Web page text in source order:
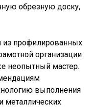
обрезную доску,
из профилированных
организации
неопытный мастер.
выполнения
металлических